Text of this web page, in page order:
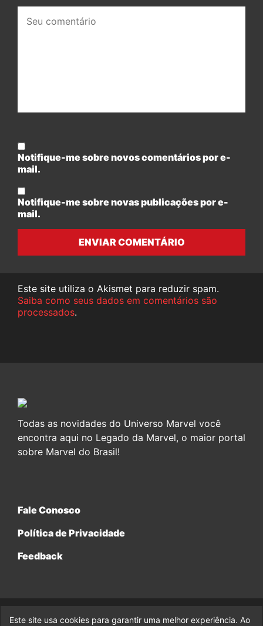
comentário:
Notifique-me sobre novos comentários por e-
mail.
Notifique-me sobre novas publicações por e-
mail.
ENVIAR COMENTÁRIO
Este site utiliza o Akismet para reduzir spam.
Saiba como seus dados em comentários são
processados.
Todas as novidades do Universo Marvel você
encontra aqui no Legado da Marvel, o maior portal
sobre Marvel do Brasil!
Fale Conosco
Política de Privacidade
Feedback
© 2017-2026 Legado da Marvel, uma empresa da Legado
Este site usa cookies para garantir uma melhor experiência. Ao